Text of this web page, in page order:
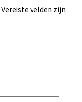
Vereiste velden zijn